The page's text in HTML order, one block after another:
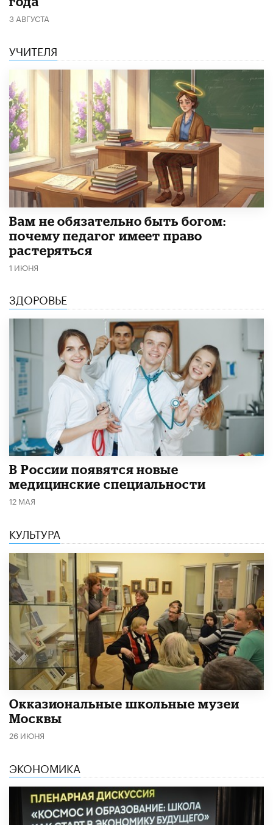
3 АВГУСТА
УЧИТЕЛЯ
​Вам не обязательно быть богом:
почему педагог имеет право
растеряться
1 ИЮНЯ
ЗДОРОВЬЕ
В России появятся новые
медицинские специальности
12 МАЯ
КУЛЬТУРА
​Окказиональные школьные музеи
Москвы
26 ИЮНЯ
ЭКОНОМИКА